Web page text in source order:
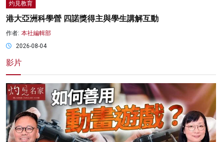
灼見教育
港大亞洲科學營 四諾獎得主與學生講解互動
作者: 本社編輯部
2026-08-04
影片